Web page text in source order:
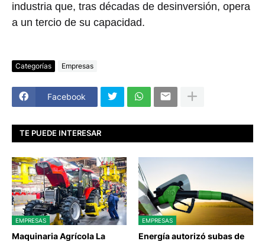
industria que, tras décadas de desinversión, opera
a un tercio de su capacidad.
Categorías Empresas
Facebook
TE PUEDE INTERESAR
EMPRESAS
Maquinaria Agrícola La
EMPRESAS
Energía autorizó subas de